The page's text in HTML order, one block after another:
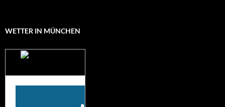
WETTER IN MÜNCHEN